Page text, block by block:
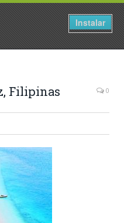
Instalar
Filipinas 0